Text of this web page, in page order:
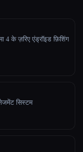
4 के ज़रिए एंड्रॉइड फ़िशिंग
सिस्टम